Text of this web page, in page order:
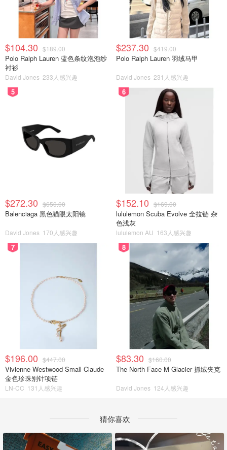
$104.30 $189.00
Polo Ralph Lauren 蓝色条纹泡泡纱
衬衫
David Jones 233人感兴趣
$237.30 $419.00
Polo Ralph Lauren 羽绒马甲
David Jones 231人感兴趣
5
$272.30 $650.00
Balenciaga 黑色猫眼太阳镜
David Jones 170人感兴趣
6
$152.10 $169.00
lululemon Scuba Evolve 全拉链 杂
色浅灰
lululemon AU 163人感兴趣
7
$196.00 $447.00
Vivienne Westwood Small Claude
金色珍珠别针项链
LN-CC 131人感兴趣
8
$83.30 $160.00
The North Face M Glacier 抓绒夹克
David Jones 124人感兴趣
猜你喜欢